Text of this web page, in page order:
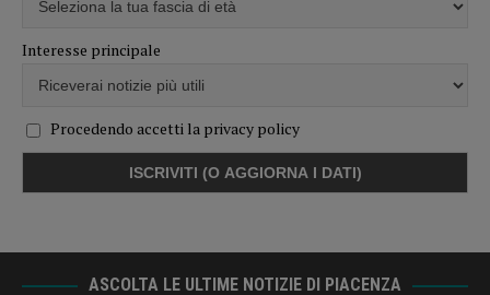
Interesse principale
Procedendo accetti la privacy policy
ASCOLTA LE ULTIME NOTIZIE DI PIACENZA